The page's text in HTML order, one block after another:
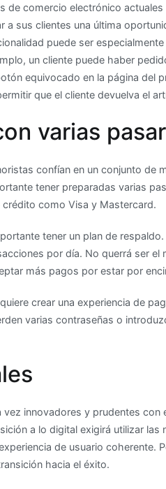
de comercio electrónico
a sus clientes una última
puede ser
un cliente puede haber
equivocado en la página del
que el cliente devuelva el
varias
confían en un conjunto de
tener preparadas varias
como Visa y Mastercard.
tener un plan de
por día. No querrá ser
más pagos por estar por
crear una experiencia de
varias contraseñas o
vez innovadores y prudentes
a lo digital exigirá utilizar
de usuario coherente.
hacia el éxito.